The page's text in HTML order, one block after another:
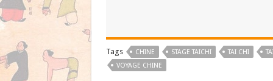
Tags CHINE STAGE TAICHI TAI CHI
VOYAGE CHINE